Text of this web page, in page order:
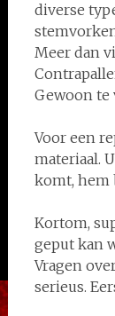
diverse
Meer dan
Gewoon te
Voor een
materiaal.
komt, hem
Kortom,
geput kan
Vragen
serieus.